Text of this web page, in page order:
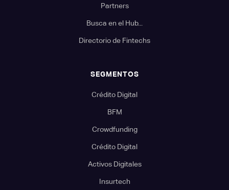
Partners
Busca en el Hub...
Directorio de Fintechs
SEGMENTOS
Crédito Digital
BFM
Crowdfunding
Crédito Digital
Activos Digitales
Insurtech